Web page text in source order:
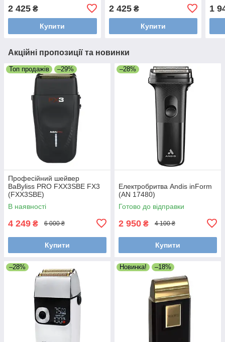
2 425 ₴
Купити
2 425₴
Купити
1
Акційні пропозиції та новинки
Топ продажів –29%
Професійний шейвер
BaByliss PRO FXX3SBE FX3
(FXX3SBE)
В наявності
4 249 ₴ 6 000 ₴
Купити
–28%
Електробритва Andis inForm
(AN 17480)
Готово до відправки
2 950 ₴ 4 100 ₴
Купити
–28% Новинка! –18%